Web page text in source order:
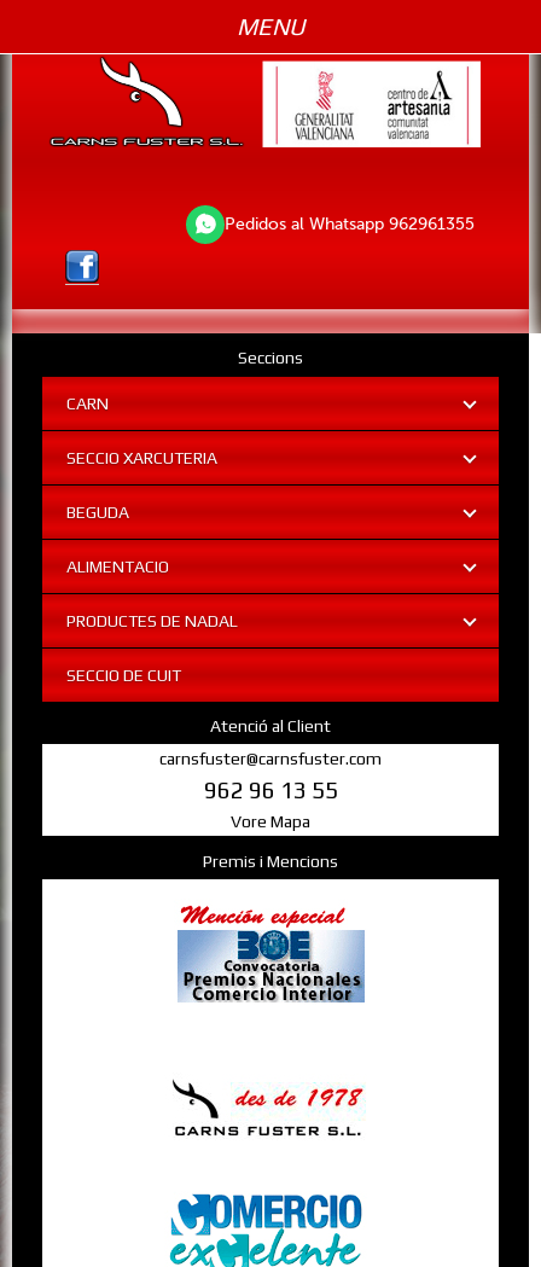
Pedidos al Whatsapp 962961355
MENU
Seccions
CARN
SECCIO XARCUTERIA
BEGUDA
ALIMENTACIO
PRODUCTES DE NADAL
SECCIO DE CUIT
Atenció al Client
carnsfuster@carnsfuster.com
962 96 13 55
Vore Mapa
Premis i Mencions